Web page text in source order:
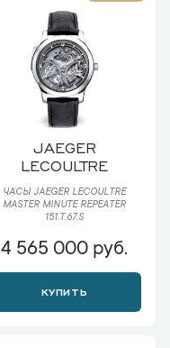
JAEGER
LECOULTRE
ЧАСЫ JAEGER LECOULTRE
MASTER MINUTE REPEATER
151.T.67.S
4 565 000 руб.
КУПИТЬ